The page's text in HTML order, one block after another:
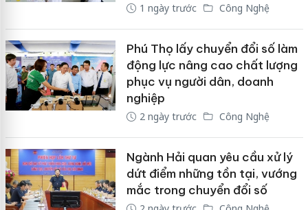
1 ngày trước Công Nghệ
Phú Thọ lấy chuyển đổi số làm
động lực nâng cao chất lượng
phục vụ người dân, doanh
nghiệp
2 ngày trước Công Nghệ
Ngành Hải quan yêu cầu xử lý
dứt điểm những tồn tại, vướng
mắc trong chuyển đổi số